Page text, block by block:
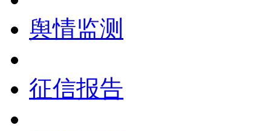
舆情监测
征信报告